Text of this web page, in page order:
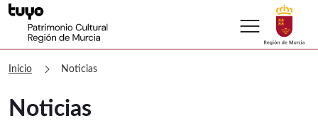
Patrimonio Cultural Noticiasmenu
Inicio chevron_right Noticias
Noticias